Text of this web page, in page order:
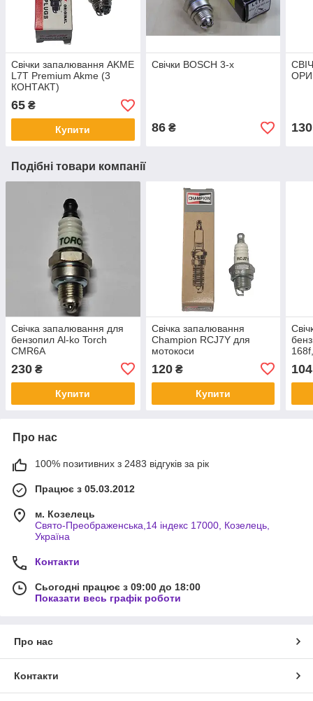
Свічки запалювання AKME
L7T Premium Akme (3
КОНТАКТ)
65 ₴
Купити
Свічки BOSCH 3-х
86₴ 130
Подібні товари компанії
Свічка запалювання для
бензопил Al-ko Torch
CMR6A
230 ₴
Купити
Свічка запалювання
Champion RCJ7Y для
мотокоси
120₴
Купити
104
Про нас
100% позитивних з 2483 відгуків за рік
Працює з 05.03.2012
м. Козелець
Свято-Преображенська,14 індекс 17000, Козелець,
Україна
Контакти
Сьогодні працює з 09:00 до 18:00
Показати весь графік роботи
Про нас
Контакти